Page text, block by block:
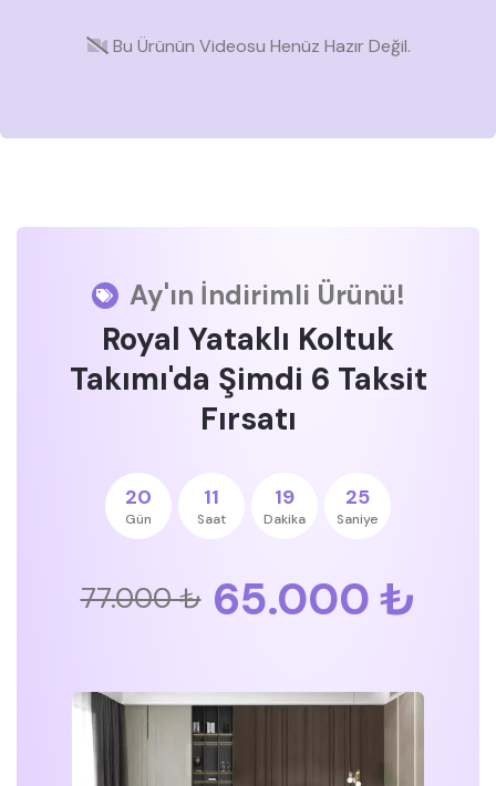
Bu Ürünün Videosu Henüz Hazır Değil.
Ay'ın İndirimli Ürünü!
Royal Yataklı Koltuk
Takımı'da Şimdi 6 Taksit
Fırsatı
20
Gün
11
Saat
19
Dakika
24
Saniye
77.000 ₺ 65.000 ₺